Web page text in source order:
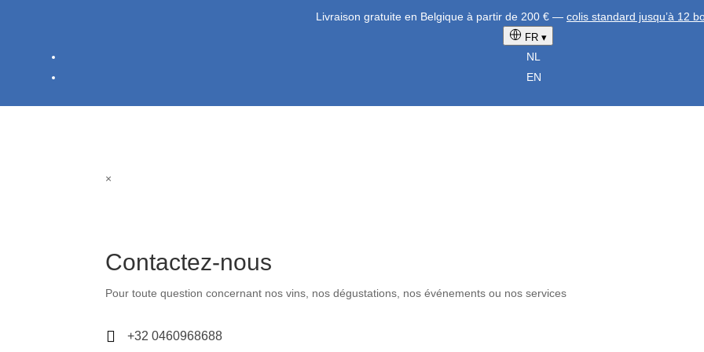
Livraison gratuite en Belgique à partir de 200 € — colis standard jusqu’à 12
FR ▾
NL
EN
×
Contactez-nous
Pour toute question concernant nos vins, nos dégustations, nos événements ou nos services
 +32 0460968688